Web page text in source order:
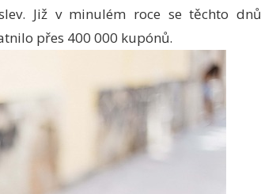
Již v minulém roce se těchto dnů
přes 400 000 kupónů.